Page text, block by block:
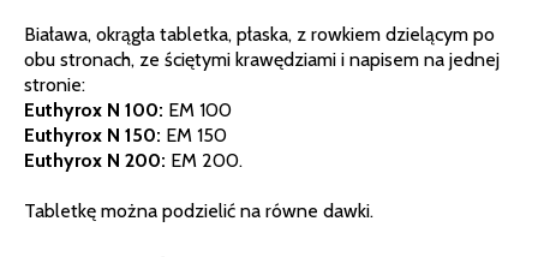
Biaława, okrągła tabletka, płaska, z rowkiem dzielącym po
obu stronach, ze ściętymi krawędziami i napisem na jednej
stronie:
Euthyrox N 100: EM 100
Euthyrox N 150: EM 150
Euthyrox N 200: EM 200.
Tabletkę można podzielić na równe dawki.